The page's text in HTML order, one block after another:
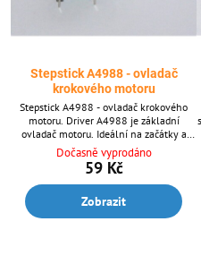
Stepstick A4988 - ovladač
krokového motoru
Stepstick A4988 - ovladač krokového
motoru. Driver A4988 je základní
ovladač motoru. Ideální na začátky a
prvotní testy.
Dočasně vyprodáno
59 Kč
Zobrazit